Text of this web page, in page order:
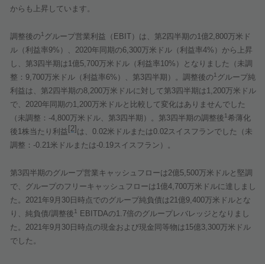
からも上昇しています。
調整後の1 グループ営業利益（ EBIT）は、第2 四半期の1億2,800万米ド
ル（利益率9% ）、 2020年同期の6,300万米ドル（利益率4% ）から上昇
し、第3 四半期は1億5,700万米ドル（利益率10% ）となりました（未調
整： 9,700万米ドル（利益率6% ）、第3 四半期）。調整後の1 グループ純
利益は、第2 四半期の8,200万米ドルに対して第3 四半期は1,200万米ドル
で、 2020年同期の1,200万米ドルと比較して変化はありませんでした
（未調整： -4,800万米ドル、第3 四半期）。第3 四半期の調整後1希薄化
後1株当たり利益 [2] は、 0.02米ドルまたは0.02スイスフランでした（未
調整： -0.21米ドルまたは-0.19スイスフラン）。
第3 四半期のグループ営業キャッシュフローは2億5,500万米ドルと堅調
で、グループのフリーキャッシュフローは1億4,700万米ドルに達しまし
た。 2021年9月 30 日時点でのグループ純負債は21億9,400万米ドルとな
り、純負債/調整後1 EBITDAの1.7倍のグループレバレッジとなりまし
た。 2021年9月 30 日時点の現金および現金同等物は15億3,300万米ドル
でした。